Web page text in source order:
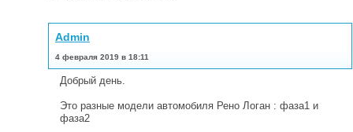
Admin
4 февраля 2019 в 18:11
Добрый день.
Это разные модели автомобиля Рено Логан : фаза1 и
фаза2